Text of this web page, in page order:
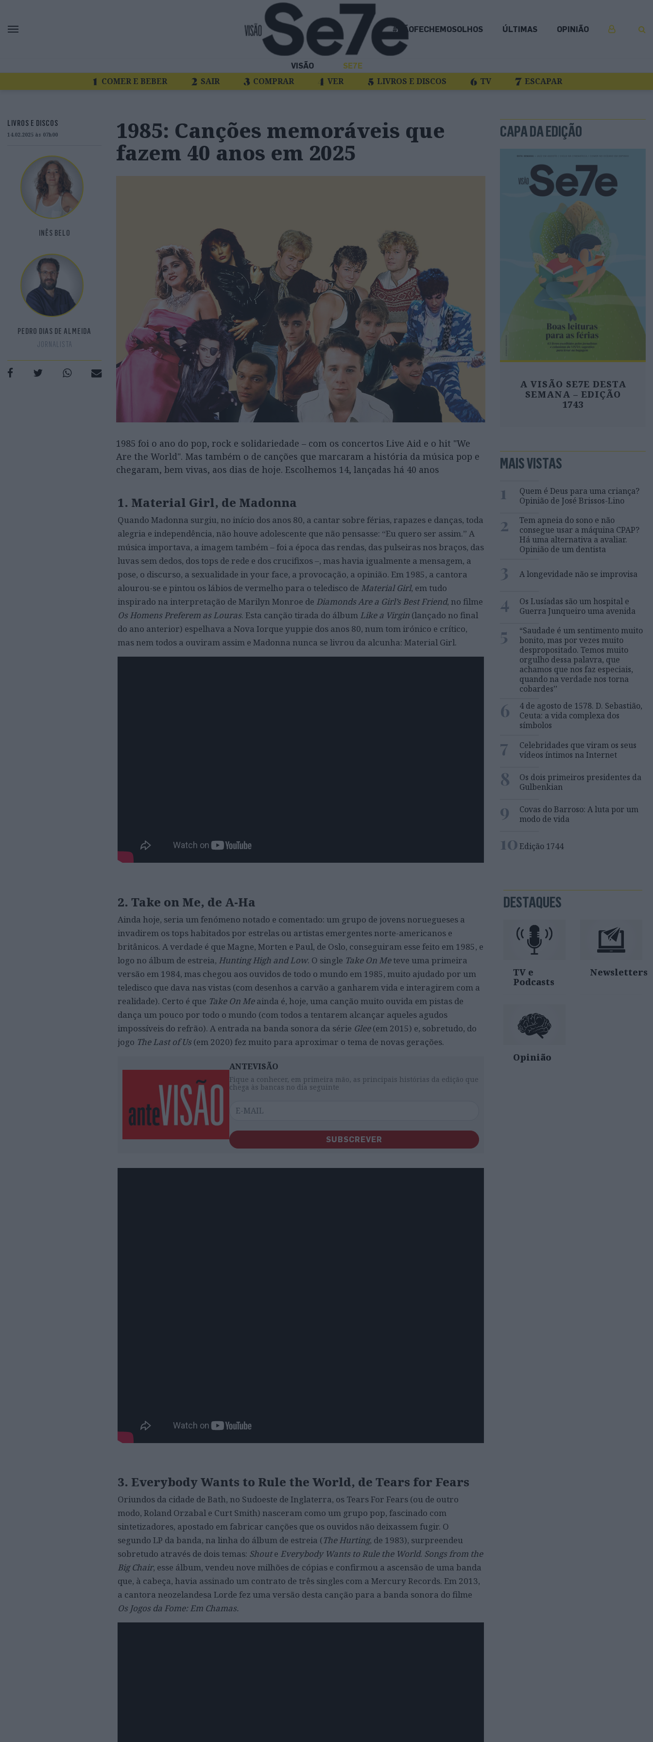
#NÃOFECHEMOSOLHOS ÚLTIMAS OPINIÃO
VISÃO SE7E
COMER E BEBER SAIR COMPRAR VER LIVROS E DISCOS TV ESCAPAR
LIVROS E DISCOS
14.02.2025 às 07h00
INÊS BELO
PEDRO DIAS DE ALMEIDA
JORNALISTA
1985: Canções memoráveis que
fazem 40 anos em 2025
1985 foi o ano do pop, rock e solidariedade – com os concertos Live Aid e o hit "We
Are the World". Mas também o de canções que marcaram a história da música pop e
chegaram, bem vivas, aos dias de hoje. Escolhemos 14, lançadas há 40 anos
1. Material Girl, de Madonna
Quando Madonna surgiu, no início dos anos 80, a cantar sobre férias, rapazes e danças, toda
alegria e independência, não houve adolescente que não pensasse: “Eu quero ser assim.” A
música importava, a imagem também – foi a época das rendas, das pulseiras nos braços, das
luvas sem dedos, dos tops de rede e dos crucifixos –, mas havia igualmente a mensagem, a
pose, o discurso, a sexualidade in your face, a provocação, a opinião. Em 1985, a cantora
alourou-se e pintou os lábios de vermelho para o teledisco de Material Girl, em tudo
inspirado na interpretação de Marilyn Monroe de Diamonds Are a Girl’s Best Friend, no filme
Os Homens Preferem as Louras. Esta canção tirada do álbum Like a Virgin (lançado no final
do ano anterior) espelhava a Nova Iorque yuppie dos anos 80, num tom irónico e crítico,
mas nem todos a ouviram assim e Madonna nunca se livrou da alcunha: Material Girl.
2. Take on Me, de A-Ha
Ainda hoje, seria um fenómeno notado e comentado: um grupo de jovens noruegueses a
invadirem os tops habitados por estrelas ou artistas emergentes norte-americanos e
britânicos. A verdade é que Magne, Morten e Paul, de Oslo, conseguiram esse feito em 1985, e
logo no álbum de estreia, Hunting High and Low. O single Take On Meteve uma primeira
versão em 1984, mas chegou aos ouvidos de todo o mundo em 1985, muito ajudado por um
teledisco que dava nas vistas (com desenhos a carvão a ganharem vida e interagirem com a
realidade). Certo é que Take On Meainda é, hoje, uma canção muito ouvida em pistas de
dança um pouco por todo o mundo (com todos a tentarem alcançar aqueles agudos
impossíveis do refrão). A entrada na banda sonora da série Glee(em 2015) e, sobretudo, do
jogo The Last of Us (em 2020) fez muito para aproximar o tema de novas gerações.
ANTEVISÃO
Fique a conhecer, em primeira mão, as principais histórias da edição que
chega às bancas no dia seguinte
SUBSCREVER
3. Everybody Wants to Rule the World, de Tears for Fears
Oriundos da cidade de Bath, no Sudoeste de Inglaterra, os Tears For Fears (ou de outro
modo, Roland Orzabal e Curt Smith) nasceram como um grupo pop, fascinado com
sintetizadores, apostado em fabricar canções que os ouvidos não deixassem fugir. O
segundo LP da banda, na linha do álbum de estreia (The Hurting, de 1983), surpreendeu
sobretudo através de dois temas: Shoute Everybody Wants to Rule the World. Songs from the
Big Chair, esse álbum, vendeu nove milhões de cópias e confirmou a ascensão de uma banda
que, à cabeça, havia assinado um contrato de três singles com a Mercury Records. Em 2013,
a cantora neozelandesa Lorde fez uma versão desta canção para a banda sonora do filme
Os Jogos da Fome: Em Chamas.
CAPA DA EDIÇÃO
A VISÃO SE7E DESTA
SEMANA – EDIÇÃO
1743
MAIS VISTAS
1
Quem é Deus para uma criança?
Opinião de José Brissos-Lino
2
Tem apneia do sono e não
consegue usar a máquina CPAP?
Há uma alternativa a avaliar.
Opinião de um dentista
3 A longevidade não se improvisa
4
Os Lusíadas são um hospital e
Guerra Junqueiro uma avenida
5
“Saudade é um sentimento muito
bonito, mas por vezes muito
despropositado. Temos muito
orgulho dessa palavra, que
achamos que nos faz especiais,
quando na verdade nos torna
cobardes’’
6
4 de agosto de 1578. D. Sebastião,
Ceuta: a vida complexa dos
símbolos
7
Celebridades que viram os seus
vídeos íntimos na Internet
8
Os dois primeiros presidentes da
Gulbenkian
9
Covas do Barroso: A luta por um
modo de vida
10Edição 1744
DESTAQUES
TV e
Podcasts
Newsletters
Opinião